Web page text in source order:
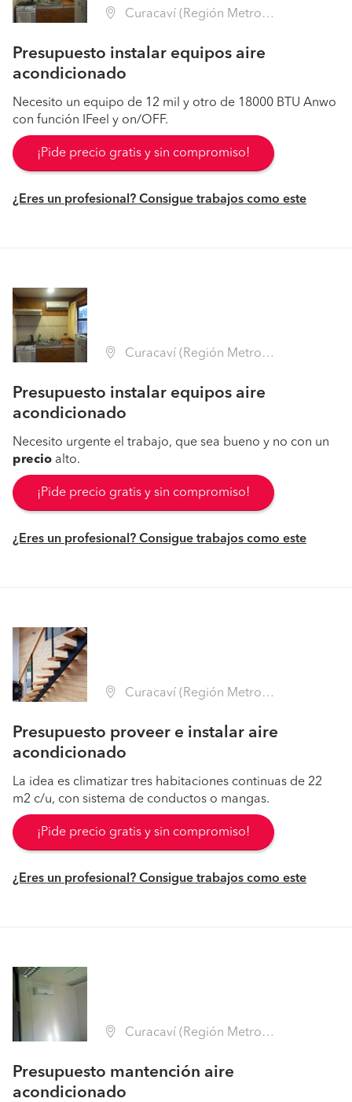
Curacaví (Región Metropolitana - Melipilla)
Presupuesto instalar equipos aire
acondicionado
Necesito un equipo de 12 mil y otro de 18000 BTU Anwo
con función IFeel y on/OFF.
¡Pide precio gratis y sin compromiso!
¿Eres un profesional? Consigue trabajos como este
Curacaví (Región Metropolitana - Melipilla)
Presupuesto instalar equipos aire
acondicionado
Necesito urgente el trabajo, que sea bueno y no con un
precio alto.
¡Pide precio gratis y sin compromiso!
¿Eres un profesional? Consigue trabajos como este
Curacaví (Región Metropolitana - Melipilla)
Presupuesto proveer e instalar aire
acondicionado
La idea es climatizar tres habitaciones continuas de 22
m2 c/u, con sistema de conductos o mangas.
¡Pide precio gratis y sin compromiso!
¿Eres un profesional? Consigue trabajos como este
Curacaví (Región Metropolitana - Melipilla)
Presupuesto mantención aire
acondicionado